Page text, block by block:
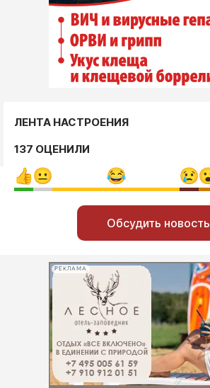
ЛЕНТА НАСТРОЕНИЯ
137 ОЦЕНИЛИ
Обсудить новость
РЕКЛАМА